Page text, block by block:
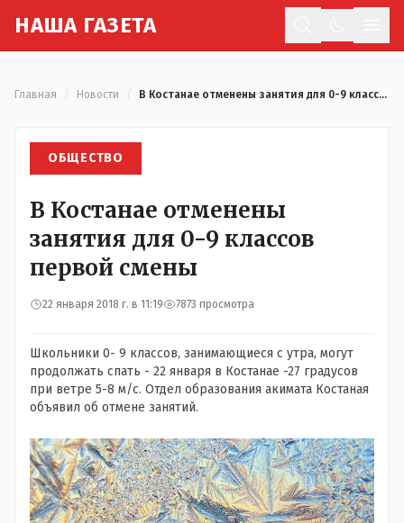
НАША ГАЗЕТА
Главная Новости В Костанае отменены занятия для 0-9 классов первой смены
ОБЩЕСТВО
В Костанае отменены
занятия для 0-9 классов
первой смены
22 января 2018 г. в 11:19 7873 просмотра
Школьники 0- 9 классов, занимающиеся с утра, могут
продолжать спать - 22 января в Костанае -27 градусов
при ветре 5-8 м/с. Отдел образования акимата Костаная
объявил об отмене занятий.